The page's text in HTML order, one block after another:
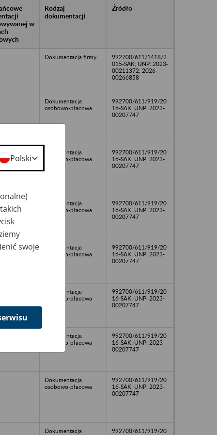
w
Rodzaj
dokumentacji
Źródło
Dokumentacja firmy
992700/611/1418/2
015-SAK; UNP: 2023-
00211372, 2026-
00266858
Dokumentacja
osobowo-płacowa
992700/611/919/20
16-SAK; UNP: 2023-
00207747
Dokumentacja
osobowo-płacowa
992700/611/919/20
16-SAK; UNP: 2023-
00207747
Dokumentacja
osobowo-płacowa
992700/611/919/20
16-SAK; UNP: 2023-
00207747
Dokumentacja
osobowo-płacowa
992700/611/919/20
16-SAK; UNP: 2023-
00207747
Dokumentacja
osobowo-płacowa
992700/611/919/20
16-SAK; UNP: 2023-
00207747
Dokumentacja
osobowo-płacowa
992700/611/919/20
16-SAK; UNP: 2023-
00207747
Dokumentacja
osobowo-płacowa
992700/611/919/20
16-SAK; UNP: 2023-
00207747
Dokumentacja
992700/611/919/20
Polski
swoje